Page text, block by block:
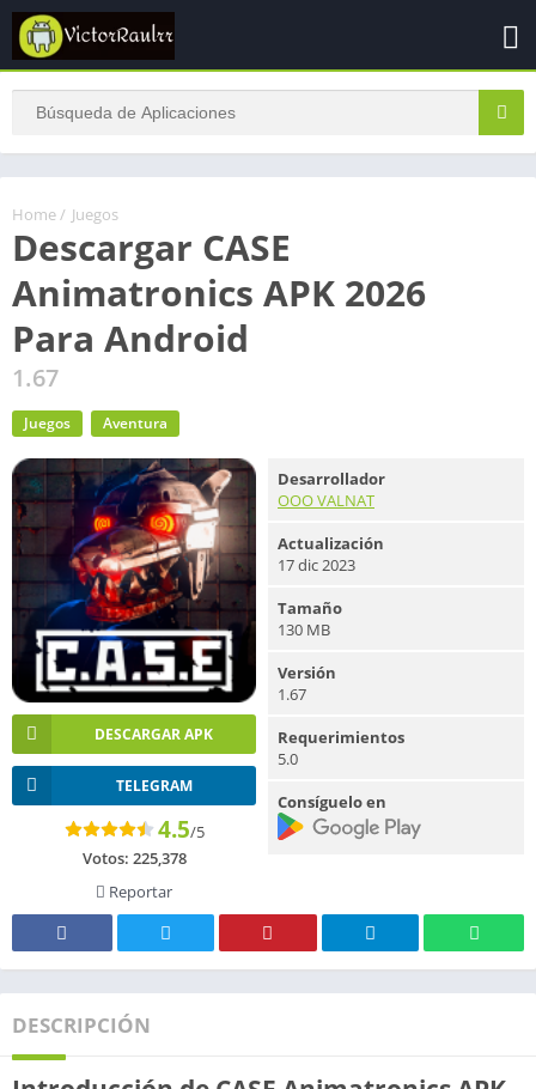
Home / Juegos
Descargar CASE
Animatronics APK 2026
Para Android
1.67
Juegos Aventura
DESCARGAR APK
TELEGRAM
4.5/5
Votos: 225,378
Reportar
Desarrollador
OOO VALNAT
Actualización
17 dic 2023
Tamaño
130 MB
Versión
1.67
Requerimientos
5.0
Consíguelo en
DESCRIPCIÓN